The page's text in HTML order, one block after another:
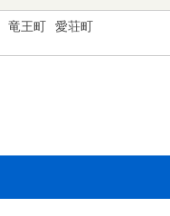
竜王町 愛荘町